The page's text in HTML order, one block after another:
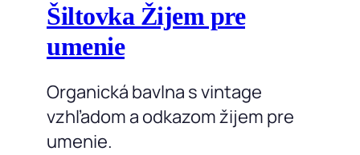
Šiltovka Žijem pre
umenie
Organická bavlna s vintage
vzhľadom a odkazom žijem pre
umenie.